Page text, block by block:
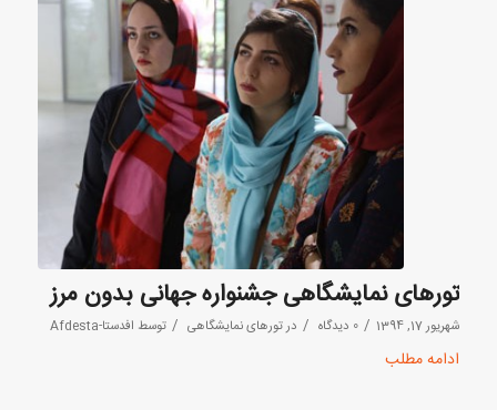
تورهای نمایشگاهی جشنواره جهانی بدون مرز
شهریور 17, 1394 / 0 دیدگاه / در تورهای نمایشگاهی / توسط افدستا-Afdesta
ادامه مطلب